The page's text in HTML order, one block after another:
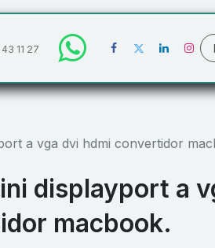
11 27
a vga dvi hdmi convertidor
displayport a
macbook.